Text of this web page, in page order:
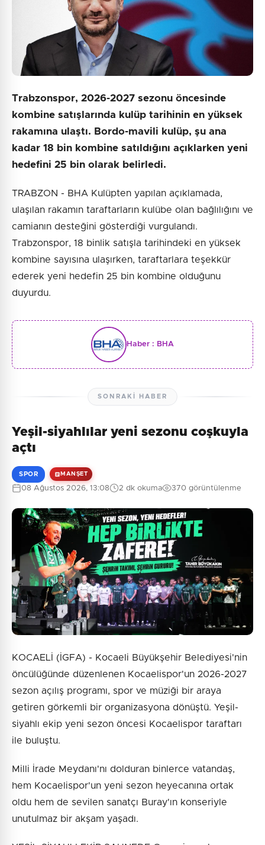
Gönder
Trabzonspor, 2026-2027 sezonu öncesinde
kombine satışlarında kulüp tarihinin en yüksek
rakamına ulaştı. Bordo-mavili kulüp, şu ana
kadar 18 bin kombine satıldığını açıklarken yeni
hedefini 25 bin olarak belirledi.
TRABZON - BHA Kulüpten yapılan açıklamada,
ulaşılan rakamın taraftarların kulübe olan bağlılığını ve
camianın desteğini gösterdiği vurgulandı.
Trabzonspor, 18 binlik satışla tarihindeki en yüksek
kombine sayısına ulaşırken, taraftarlara teşekkür
ederek yeni hedefin 25 bin kombine olduğunu
duyurdu.
Haber : BHA
SONRAKI HABER
Yeşil-siyahlılar yeni sezonu coşkuyla
açtı
SPOR MANŞET
08 Ağustos 2026, 13:08 2 dk okuma 370 görüntülenme
KOCAELİ (İGFA) - Kocaeli Büyükşehir Belediyesi'nin
öncülüğünde düzenlenen Kocaelispor'un 2026-2027
sezon açılış programı, spor ve müziği bir araya
getiren görkemli bir organizasyona dönüştü. Yeşil-
siyahlı ekip yeni sezon öncesi Kocaelispor taraftarı
ile buluştu.
Milli İrade Meydanı'nı dolduran binlerce vatandaş,
hem Kocaelispor'un yeni sezon heyecanına ortak
oldu hem de sevilen sanatçı Buray'ın konseriyle
unutulmaz bir akşam yaşadı.